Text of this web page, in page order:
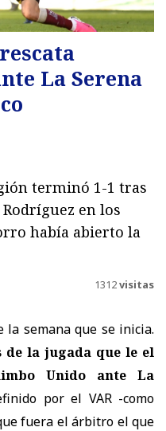
La Serena
terminó 1-1 tras
en los
había abierto la
1312visitas
la semana que se inicia.
de la jugada que le el
Unido ante La
por el VAR -como
fuera el árbitro el que